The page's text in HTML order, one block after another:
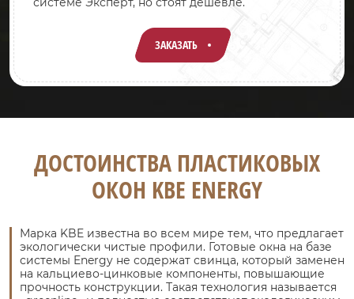
ЗАКАЗАТЬ
ДОСТОИНСТВА ПЛАСТИКОВЫХ
ОКОН KBE ENERGY
Марка KBE известна во всем мире тем, что предлагает
экологически чистые профили. Готовые окна на базе
системы Energy не содержат свинца, который заменен
на кальциево-цинковые компоненты, повышающие
прочность конструкции. Такая технология называется